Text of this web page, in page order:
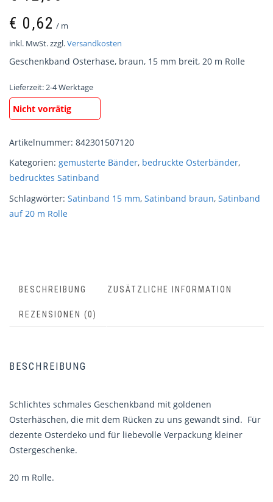
€ 0,62 / m
inkl. MwSt.zzgl.Versandkosten
Geschenkband Osterhase, braun, 15 mm breit, 20 m Rolle
Lieferzeit:2-4 Werktage
Nicht vorrätig
Artikelnummer: 842301507120
Kategorien: gemusterte Bänder, bedruckte Osterbänder,
bedrucktes Satinband
Schlagwörter: Satinband 15 mm, Satinband braun, Satinband
auf 20 m Rolle
BESCHREIBUNG ZUSÄTZLICHE INFORMATION
REZENSIONEN (0)
BESCHREIBUNG
Schlichtes schmales Geschenkband mit goldenen
Osterhäschen, die mit dem Rücken zu uns gewandt sind. Für
dezente Osterdeko und für liebevolle Verpackung kleiner
Ostergeschenke.
20 m Rolle.